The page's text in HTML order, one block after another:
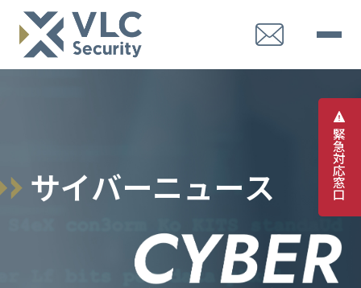
緊
急
対
応
窓
口
サイバーニュース